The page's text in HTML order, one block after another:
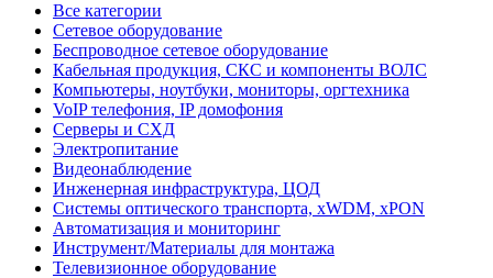
Все категории
Сетевое оборудование
Беспроводное сетевое оборудование
Кабельная продукция, СКС и компоненты ВОЛС
Компьютеры, ноутбуки, мониторы, оргтехника
VoIP телефония, IP домофония
Серверы и СХД
Электропитание
Видеонаблюдение
Инженерная инфраструктура, ЦОД
Системы оптического транспорта, xWDM, xPON
Автоматизация и мониторинг
Инструмент/Материалы для монтажа
Телевизионное оборудование